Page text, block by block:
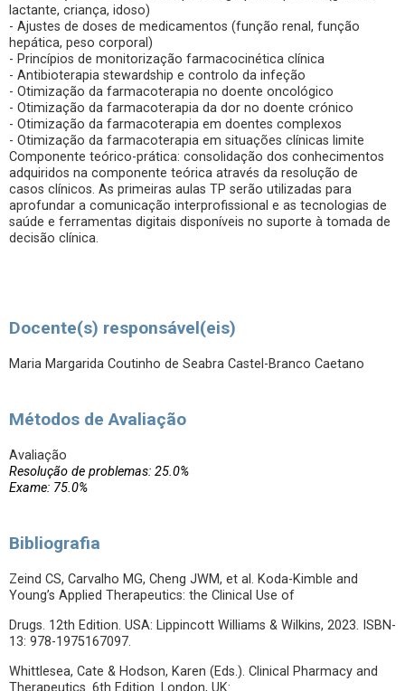
lactante, criança, idoso)
- Ajustes de doses de medicamentos (função renal, função
hepática, peso corporal)
- Princípios de monitorização farmacocinética clínica
- Antibioterapia stewardship e controlo da infeção
- Otimização da farmacoterapia no doente oncológico
- Otimização da farmacoterapia da dor no doente crónico
- Otimização da farmacoterapia em doentes complexos
- Otimização da farmacoterapia em situações clínicas limite
Componente teórico-prática: consolidação dos conhecimentos
adquiridos na componente teórica através da resolução de
casos clínicos. As primeiras aulas TP serão utilizadas para
aprofundar a comunicação interprofissional e as tecnologias de
saúde e ferramentas digitais disponíveis no suporte à tomada de
decisão clínica.
Docente(s) responsável(eis)
Maria Margarida Coutinho de Seabra Castel-Branco Caetano
Métodos de Avaliação
Avaliação
Resolução de problemas: 25.0%
Exame: 75.0%
Bibliografia
Zeind CS, Carvalho MG, Cheng JWM, et al. Koda-Kimble and
Young’s Applied Therapeutics: the Clinical Use of
Drugs. 12th Edition. USA: Lippincott Williams & Wilkins, 2023. ISBN-
13: 978-1975167097.
Whittlesea, Cate & Hodson, Karen (Eds.). Clinical Pharmacy and
Therapeutics. 6th Edition. London, UK: